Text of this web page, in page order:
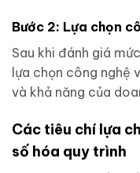
Bước 2: Lựa chọn
Sau khi đánh giá
lựa chọn công nghệ
và khả năng của
Các tiêu chí lựa
số hóa quy trình